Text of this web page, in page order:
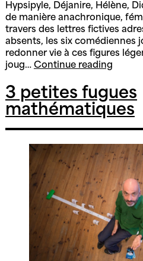
Hypsipyle, Déjanire, Hélène,
de manière anachronique,
travers des lettres fictives
absents, les six comédiennes
redonner vie à ces figures
joug… Continue readingLes
3 petites fugues
mathématiques